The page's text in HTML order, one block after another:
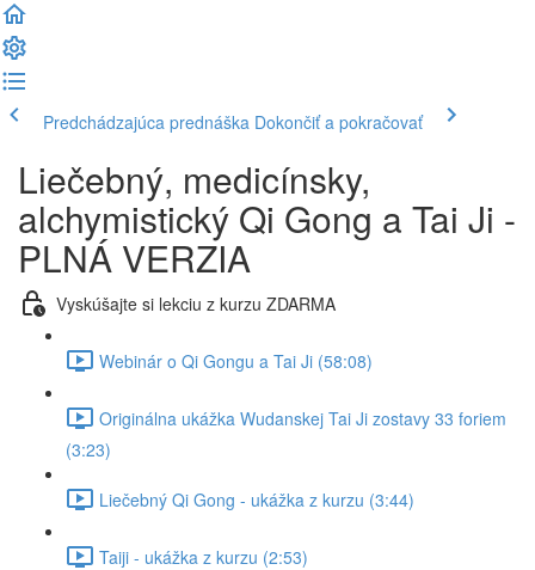
Predchádzajúca prednáška Dokončiť a pokračovať
Liečebný, medicínsky,
alchymistický Qi Gong a Tai Ji -
PLNÁ VERZIA
Vyskúšajte si lekciu z kurzu ZDARMA
Webinár o Qi Gongu a Tai Ji (58:08)
Originálna ukážka Wudanskej Tai Ji zostavy 33 foriem
(3:23)
Liečebný Qi Gong - ukážka z kurzu (3:44)
Taiji - ukážka z kurzu (2:53)